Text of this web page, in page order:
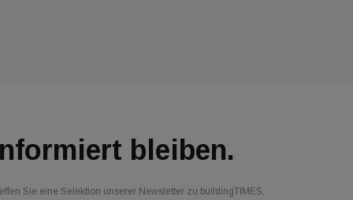
bleiben.
Sie eine Selektion unserer Newsletter zu buildingTIMES,